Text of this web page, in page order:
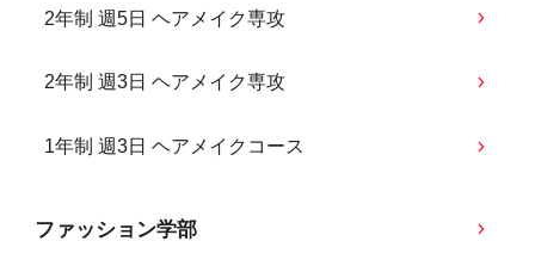
2年制 週5日 ヘアメイク専攻
2年制 週3日 ヘアメイク専攻
1年制 週3日 ヘアメイクコース
ファッション学部